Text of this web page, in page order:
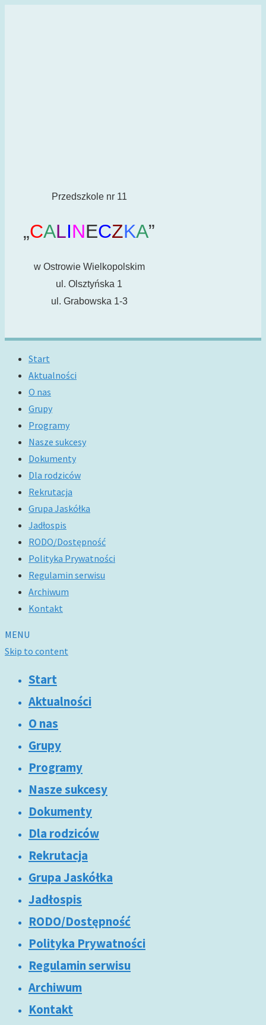
Przedszkole nr 11
„CALINECZKA”
w Ostrowie Wielkopolskim
ul. Olsztyńska 1
ul. Grabowska 1-3
Start
Aktualności
O nas
Grupy
Programy
Nasze sukcesy
Dokumenty
Dla rodziców
Rekrutacja
Grupa Jaskółka
Jadłospis
RODO/Dostępność
Polityka Prywatności
Regulamin serwisu
Archiwum
Kontakt
MENU
Skip to content
Start
Aktualności
O nas
Grupy
Programy
Nasze sukcesy
Dokumenty
Dla rodziców
Rekrutacja
Grupa Jaskółka
Jadłospis
RODO/Dostępność
Polityka Prywatności
Regulamin serwisu
Archiwum
Kontakt